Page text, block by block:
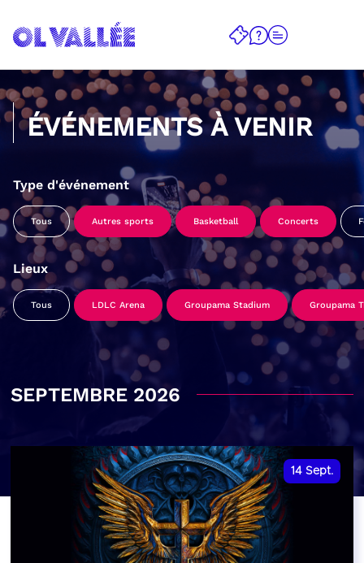
ÉVÉNEMENTS À VENIR
Type d'événement
Tous Autres sports Basketball Concerts
Lieux
Tous LDLC Arena Groupama Stadium Groupama
SEPTEMBRE 2026
14 Sept.